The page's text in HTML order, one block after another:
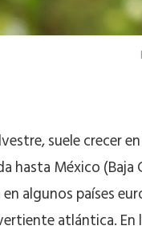
suele crecer
hasta México
algunos países
atlántica. En